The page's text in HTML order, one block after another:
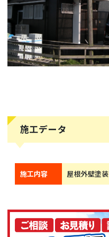
施工データ
施工内容 屋根外壁塗装